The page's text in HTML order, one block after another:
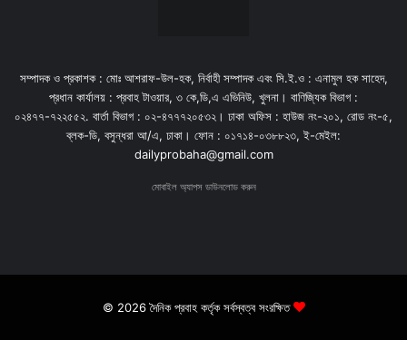
সম্পাদক ও প্রকাশক : মোঃ আশরাফ-উল-হক, নির্বাহী সম্পাদক এবং সি.ই.ও : এনামুল হক সাহেদ,
প্রধান কার্যালয় : প্রবাহ টাওয়ার, ৩ কে,ডি,এ এভিনিউ, খুলনা। বাণিজ্যিক বিভাগ :
০২৪৭৭-৭২২৫৫২. বার্তা বিভাগ : ০২-৪৭৭৭২০৫৩২। ঢাকা অফিস : হাউজ নং-২০১, রোড নং-৫,
ব্লক-ডি, বসুন্ধরা আ/এ, ঢাকা। ফোন : ০১৭১৪-০৩৮৮২৩, ই-মেইল:
dailyprobaha@gmail.com
মোবাইল অ্যাপস ডাউনলোড করুন
© 2026 দৈনিক প্রবাহ কর্তৃক সর্বস্বত্ব সংরক্ষিত